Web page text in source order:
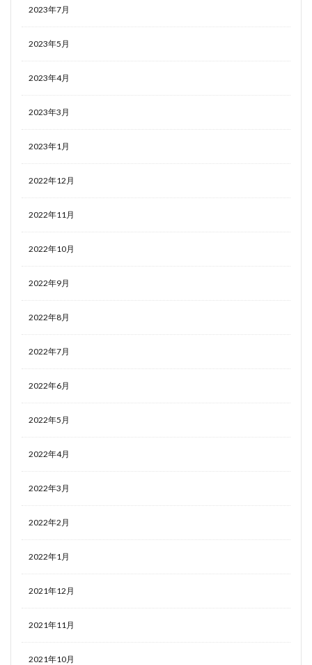
2023年7月
2023年5月
2023年4月
2023年3月
2023年1月
2022年12月
2022年11月
2022年10月
2022年9月
2022年8月
2022年7月
2022年6月
2022年5月
2022年4月
2022年3月
2022年2月
2022年1月
2021年12月
2021年11月
2021年10月